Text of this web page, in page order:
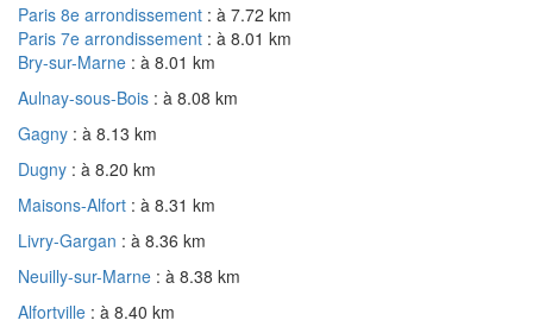
Paris 8e arrondissement : à 7.72 km
Paris 7e arrondissement : à 8.01 km
Bry-sur-Marne : à 8.01 km
Aulnay-sous-Bois : à 8.08 km
Gagny : à 8.13 km
Dugny : à 8.20 km
Maisons-Alfort : à 8.31 km
Livry-Gargan : à 8.36 km
Neuilly-sur-Marne : à 8.38 km
Alfortville : à 8.40 km